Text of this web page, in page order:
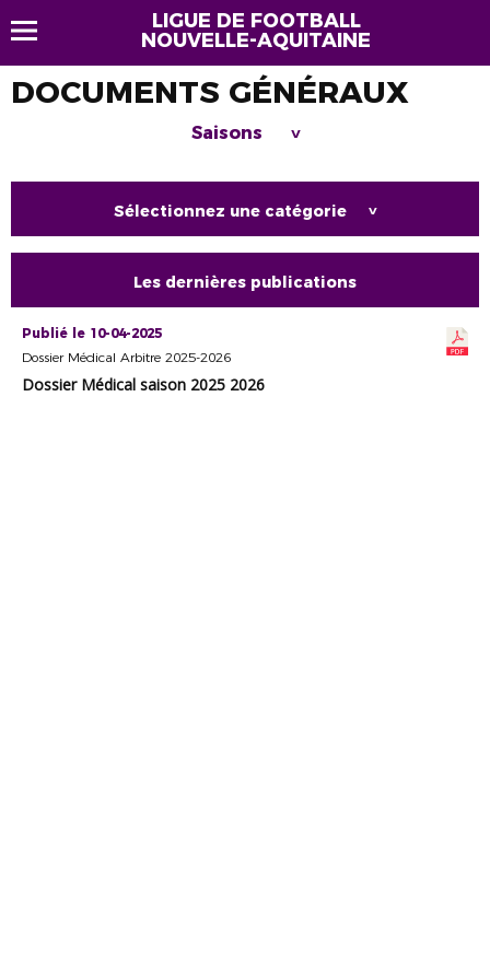
LIGUE DE FOOTBALL
NOUVELLE-AQUITAINE
DOCUMENTS GÉNÉRAUX
Saisons >
Sélectionnez une catégorie >
Les dernières publications
Publié le 10-04-2025
Dossier Médical Arbitre 2025-2026
Dossier Médical saison 2025 2026